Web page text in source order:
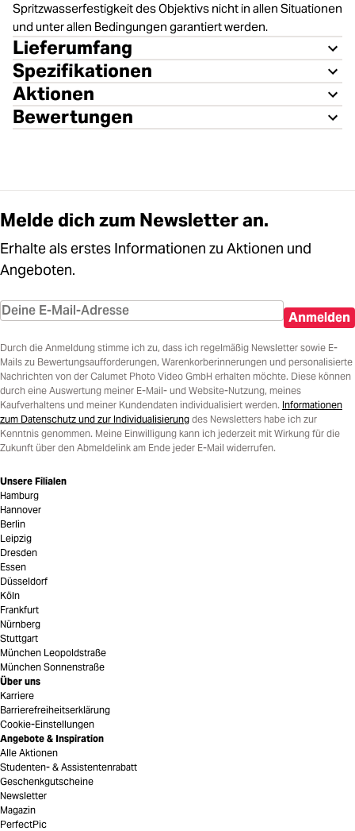
Spritzwasserfestigkeit des Objektivs nicht in allen Situationen
und unter allen Bedingungen garantiert werden.
Lieferumfang
Spezifikationen
Aktionen
Bewertungen
Melde dich zum Newsletter an.
Erhalte als erstes Informationen zu Aktionen und
Angeboten.
Anmelden
Durch die Anmeldung stimme ich zu, dass ich regelmäßig Newsletter sowie E-
Mails zu Bewertungsaufforderungen, Warenkorberinnerungen und personalisierte
Nachrichten von der Calumet Photo Video GmbH erhalten möchte. Diese können
durch eine Auswertung meiner E-Mail- und Website-Nutzung, meines
Kaufverhaltens und meiner Kundendaten individualisiert werden. Informationen
zum Datenschutz und zur Individualisierung des Newsletters habe ich zur
Kenntnis genommen. Meine Einwilligung kann ich jederzeit mit Wirkung für die
Zukunft über den Abmeldelink am Ende jeder E-Mail widerrufen.
Unsere Filialen
Hamburg
Hannover
Berlin
Leipzig
Dresden
Essen
Düsseldorf
Köln
Frankfurt
Nürnberg
Stuttgart
München Leopoldstraße
München Sonnenstraße
Über uns
Karriere
Barrierefreiheitserklärung
Cookie-Einstellungen
Angebote & Inspiration
Alle Aktionen
Studenten- & Assistentenrabatt
Geschenkgutscheine
Newsletter
Magazin
PerfectPic